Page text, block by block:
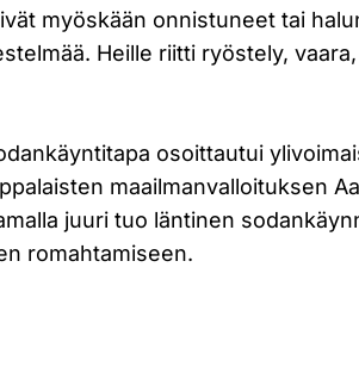
myöskään onnistuneet tai
Heille riitti ryöstely,
osoittautui
maailmanvalloituksen
juuri tuo läntinen
romahtamiseen.